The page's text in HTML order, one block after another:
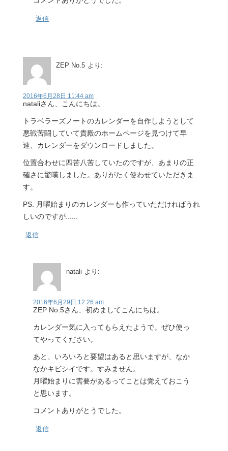
返信
ZEP No.5 より:
2016年6月28日 11:44 am
nataliさん、こんにちは。
トラベラーズノートのカレンダーを自作しようとして
悪戦苦闘していて貴殿のホームページを見つけて早
速、カレンダーをダウンロードしました。
位置合わせに四苦八苦していたのですが、あまりの正
確さに驚嘆しました。ありがたく使わせていただきま
す。
PS. 月曜始まりのカレンダーも作っていただければうれ
しいのですが......
返信
natali より:
2016年6月29日 12:26 am
ZEP No.5さん、初めましてこんにちは。
カレンダー気に入ってもらえたようで。ぜひ使っ
てやってください。
あと、いろいろと要望はあると思いますが、なか
なかキビシイです。すみません。
月曜始まりに需要があるってことは覚えておこう
と思います。
コメントありがとうでした。
返信